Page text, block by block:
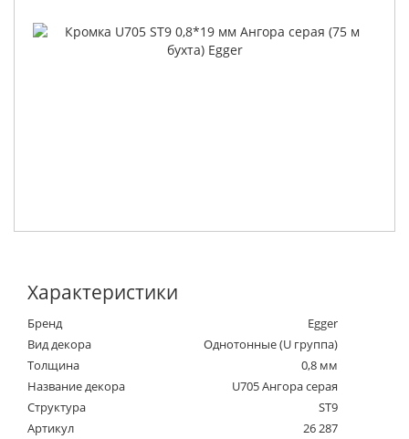
Характеристики
Бренд
Egger
Вид декора
Однотонные (U группа)
Толщина
0,8 мм
Название декора
U705 Ангора серая
Структура
ST9
Артикул
26 287